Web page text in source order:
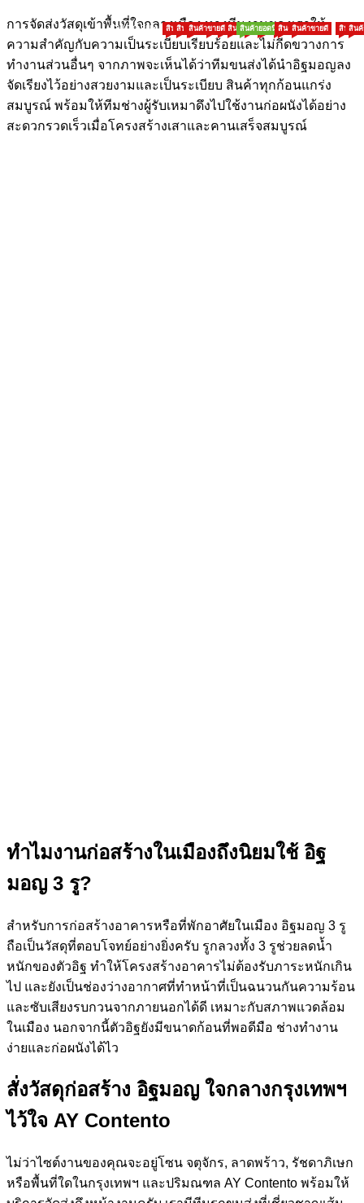
การจัดส่งวัสดุเข้าพื้นที่ใจกลางเมือง ทางทีมงานของเราให้
ความสำคัญกับความเป็นระเบียบเรียบร้อยและไม่กีดขวางการ
ทำงานส่วนอื่นๆ จากภาพจะเห็นได้ว่าทีมขนส่งได้นำอิฐมอญลง
จัดเรียงไว้อย่างสวยงามและเป็นระเบียบ สินค้าทุกก้อนแกร่ง
สมบูรณ์ พร้อมให้ทีมช่างผู้รับเหมาดึงไปใช้งานก่อผนังได้อย่าง
สะดวกรวดเร็วเมื่อโครงสร้างเสาและคานเสร็จสมบูรณ์
ทำไมงานก่อสร้างในเมืองถึงนิยมใช้ อิฐ
มอญ 3 รู?
สำหรับการก่อสร้างอาคารหรือที่พักอาศัยในเมือง อิฐมอญ 3 รู
ถือเป็นวัสดุที่ตอบโจทย์อย่างยิ่งครับ รูกลวงทั้ง 3 รูช่วยลดน้ำ
หนักของตัวอิฐ ทำให้โครงสร้างอาคารไม่ต้องรับภาระหนักเกิน
ไป และยังเป็นช่องว่างอากาศที่ทำหน้าที่เป็นฉนวนกันความร้อน
และซับเสียงรบกวนจากภายนอกได้ดี เหมาะกับสภาพแวดล้อม
ในเมือง นอกจากนี้ตัวอิฐยังมีขนาดก้อนที่พอดีมือ ช่างทำงาน
ง่ายและก่อผนังได้ไว
สั่งวัสดุก่อสร้าง อิฐมอญ ใจกลางกรุงเทพฯ
ไว้ใจ AY Contento
ไม่ว่าไซต์งานของคุณจะอยู่โซน จตุจักร, ลาดพร้าว, รัชดาภิเษก
หรือพื้นที่ใดในกรุงเทพฯ และปริมณฑล AY Contento พร้อมให้
สินค้าขายดี
สินค้าขายดี
สินค้ายอดนิยม สินค้ายอด
สินค้าข
สินค้าขายดีสินค้ายอดนิยม
สินค้ายอดนิยม
สินค้าขายดี
สินค้าขายดี สินค้าขายดี
สินค้าขายดี
สินค้าขายดี
สินค้าขายดี
สินค้าขายดี สินค้ายอดนิยม
สินค้าขายดี สินค้าขายดี
สินค้าขายดี สินค้
HOW TO BUY